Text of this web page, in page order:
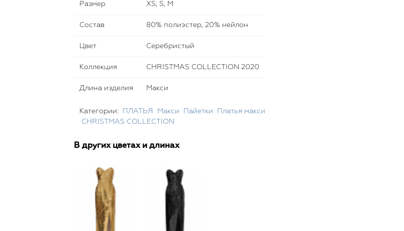
Размер XS, S, M
Состав 80% полиэстер, 20% нейлон
Цвет Серебристый
Коллекция CHRISTMAS COLLECTION 2020
Длина изделия Макси
Категории: ПЛАТЬЯ Макси Пайетки
Платья макси
CHRISTMAS COLLECTION
В других цветах и длинах